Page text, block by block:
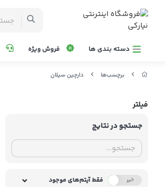
دسته بندی ها فروش ویژه
برچسب‌ها دارچین سیلان
فیلتر
جستجو در نتایج
بله خیر فقط آیتم‌های موجود